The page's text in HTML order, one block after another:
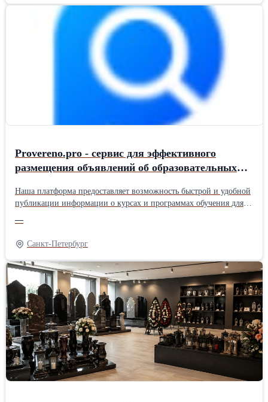
инвентарем, сауной, выполнение поручений и рекомендаций
работодателя. Семья постоянно не проживает в доме. График
работы: 6/1, с проживанием. Оплата: от 300 000 рублей в месяц,
повышение предусматривается после испытательного срока
Provereno.pro - сервис для эффективного
размещения объявлений об образовательных
Наша платформа предоставляет возможность быстрой и удобной
публикации информации о курсах и программах обучения для
предложения, делая их заметными для потенциальных
слушателей, и предоставляем инструменты для привлечения
целевой аудитории, заинтересованной в профессиональном
развитии. Вы получаете современный канал для продвижения
своих образовательных услуг, который позволяет донести
ключевые преимущества ваших программ до тысяч
пользователей. Сервис создан для организаторов обучения,
которые ценят прозрачность и хотят видеть реальный интерес к
своим предложениям.
—
Санкт-Петербург